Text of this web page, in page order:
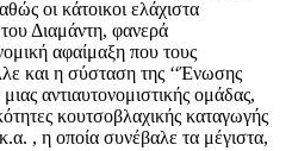
οι κάτοικοι ελάχιστα
Διαμάντη, φανερά
αφαίμαξη που τους
και η σύσταση της ‘‘Ένωσης
αντιαυτονομιστικής ομάδας,
κουτσοβλαχικής καταγωγής
, η οποία συνέβαλε τα μέγιστα,